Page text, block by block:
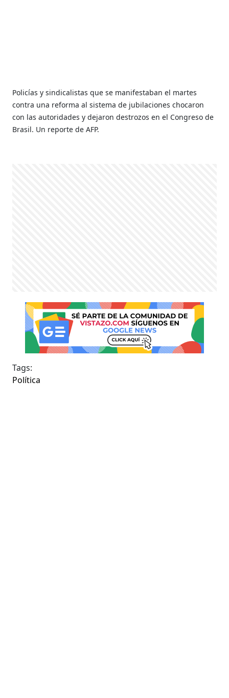
Policías y sindicalistas que se manifestaban el martes
contra una reforma al sistema de jubilaciones chocaron
con las autoridades y dejaron destrozos en el Congreso de
Brasil. Un reporte de AFP.
Tags:
Política